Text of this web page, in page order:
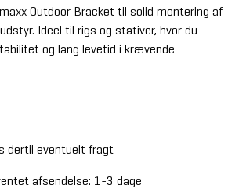
Outdoor Bracket til solid montering af
Ideel til rigs og stativer, hvor du
og lang levetid i krævende
dertil eventuelt fragt
afsendelse: 1-3 dage